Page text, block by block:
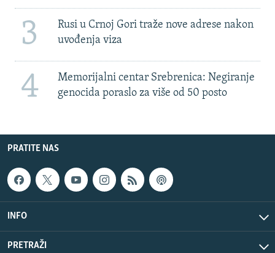
3
Rusi u Crnoj Gori traže nove adrese nakon
uvođenja viza
4
Memorijalni centar Srebrenica: Negiranje
genocida poraslo za više od 50 posto
PRATITE NAS
INFO
PRETRAŽI